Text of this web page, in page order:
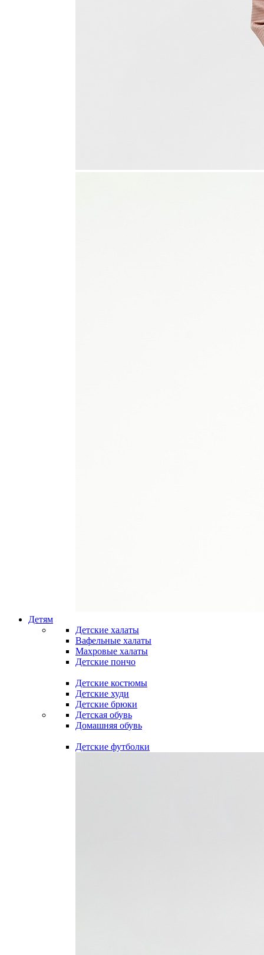
Детям
Детские халаты
Вафельные халаты
Махровые халаты
Детские пончо
Детские костюмы
Детские худи
Детские брюки
Детская обувь
Домашняя обувь
Детские футболки